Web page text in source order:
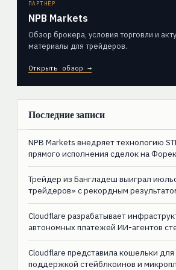
ПАРТНЁР
NPB Markets
Обзор брокера, условия торговли и
материалы для трейдеров.
Открыть обзор →
Последние записи
NPB Markets внедряет технологию
прямого исполнения сделок на
Трейдер из Бангладеш выиграл
трейдеров» с рекордным
Cloudflare разрабатывает
автономных платежей ИИ-агентов
Cloudflare представила кошельки для
поддержкой стейблкоинов и